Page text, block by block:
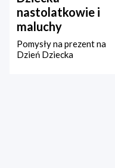
nastolatkowie i
maluchy
Pomysły na prezent na
Dzień Dziecka